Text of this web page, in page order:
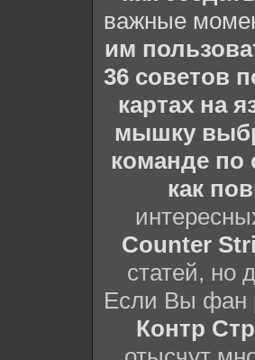
важные
им
36 советов
картах на
мышку
команде по
как
Counter
статей, но
Если Вы фан
Контр